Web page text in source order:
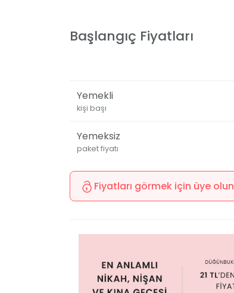
Başlangıç Fiyatları
Yemekli
kişi başı
Yemeksiz
paket fiyatı
Fiyatları görmek için üye olun